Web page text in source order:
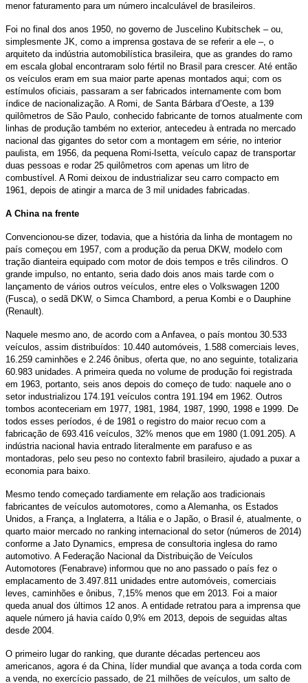
menor faturamento para um número incalculável de brasileiros.
Foi no final dos anos 1950, no governo de Juscelino Kubitschek – ou,
simplesmente JK, como a imprensa gostava de se referir a ele –, o
arquiteto da indústria automobilística brasileira, que as grandes do ramo
em escala global encontraram solo fértil no Brasil para crescer. Até então
os veículos eram em sua maior parte apenas montados aqui; com os
estímulos oficiais, passaram a ser fabricados internamente com bom
índice de nacionalização. A Romi, de Santa Bárbara d’Oeste, a 139
quilômetros de São Paulo, conhecido fabricante de tornos atualmente com
linhas de produção também no exterior, antecedeu à entrada no mercado
nacional das gigantes do setor com a montagem em série, no interior
paulista, em 1956, da pequena Romi-Isetta, veículo capaz de transportar
duas pessoas e rodar 25 quilômetros com apenas um litro de
combustível. A Romi deixou de industrializar seu carro compacto em
1961, depois de atingir a marca de 3 mil unidades fabricadas.
A China na frente
Convencionou-se dizer, todavia, que a história da linha de montagem no
país começou em 1957, com a produção da perua DKW, modelo com
tração dianteira equipado com motor de dois tempos e três cilindros. O
grande impulso, no entanto, seria dado dois anos mais tarde com o
lançamento de vários outros veículos, entre eles o Volkswagen 1200
(Fusca), o sedã DKW, o Simca Chambord, a perua Kombi e o Dauphine
(Renault).
Naquele mesmo ano, de acordo com a Anfavea, o país montou 30.533
veículos, assim distribuídos: 10.440 automóveis, 1.588 comerciais leves,
16.259 caminhões e 2.246 ônibus, oferta que, no ano seguinte, totalizaria
60.983 unidades. A primeira queda no volume de produção foi registrada
em 1963, portanto, seis anos depois do começo de tudo: naquele ano o
setor industrializou 174.191 veículos contra 191.194 em 1962. Outros
tombos aconteceriam em 1977, 1981, 1984, 1987, 1990, 1998 e 1999. De
todos esses períodos, é de 1981 o registro do maior recuo com a
fabricação de 693.416 veículos, 32% menos que em 1980 (1.091.205). A
indústria nacional havia entrado literalmente em parafuso e as
montadoras, pelo seu peso no contexto fabril brasileiro, ajudado a puxar a
economia para baixo.
Mesmo tendo começado tardiamente em relação aos tradicionais
fabricantes de veículos automotores, como a Alemanha, os Estados
Unidos, a França, a Inglaterra, a Itália e o Japão, o Brasil é, atualmente, o
quarto maior mercado no ranking internacional do setor (números de 2014)
conforme a Jato Dynamics, empresa de consultoria inglesa do ramo
automotivo. A Federação Nacional da Distribuição de Veículos
Automotores (Fenabrave) informou que no ano passado o país fez o
emplacamento de 3.497.811 unidades entre automóveis, comerciais
leves, caminhões e ônibus, 7,15% menos que em 2013. Foi a maior
queda anual dos últimos 12 anos. A entidade retratou para a imprensa que
aquele número já havia caído 0,9% em 2013, depois de seguidas altas
desde 2004.
O primeiro lugar do ranking, que durante décadas pertenceu aos
americanos, agora é da China, líder mundial que avança a toda corda com
a venda, no exercício passado, de 21 milhões de veículos, um salto de